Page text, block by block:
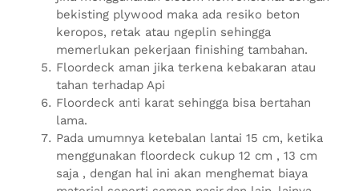
bekisting plywood maka ada resiko beton
keropos, retak atau ngeplin sehingga
memerlukan pekerjaan finishing tambahan.
Floordeck aman jika terkena kebakaran atau
tahan terhadap Api
Floordeck anti karat sehingga bisa bertahan
lama.
Pada umumnya ketebalan lantai 15 cm, ketika
menggunakan floordeck cukup 12 cm , 13 cm
saja , dengan hal ini akan menghemat biaya